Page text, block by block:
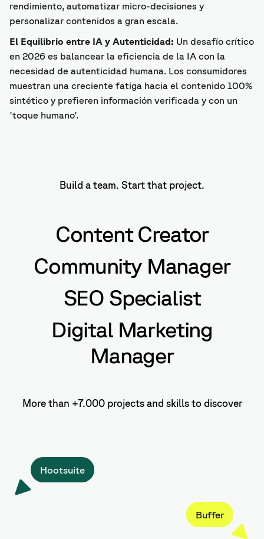
rendimiento, automatizar micro-decisiones y
personalizar contenidos a gran escala.
El Equilibrio entre IA y Autenticidad: Un desafío crítico
en 2026 es balancear la eficiencia de la IA con la
necesidad de autenticidad humana. Los consumidores
muestran una creciente fatiga hacia el contenido 100%
sintético y prefieren información verificada y con un
'toque humano'.
Build a team. Start that project.
Content Creator
Community Manager
SEO Specialist
Digital Marketing
Manager
More than +7.000 projects and skills to discover
Hootsuite
Buffer